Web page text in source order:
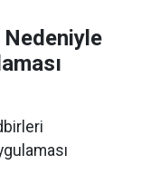
Nedeniyle